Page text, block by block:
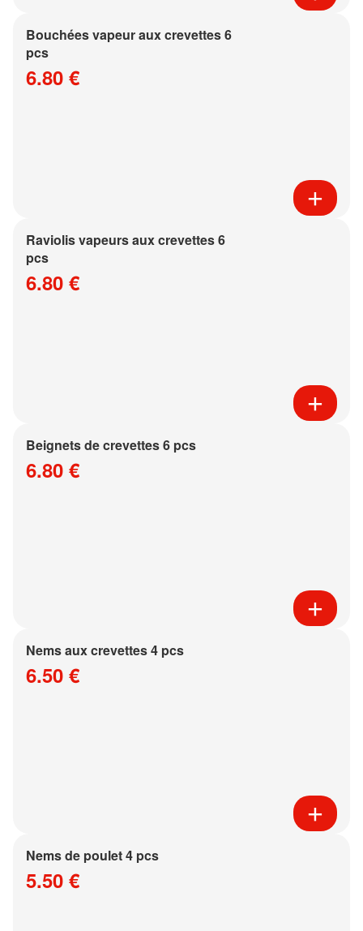
Bouchées vapeur aux crevettes 6
pcs
6.80 €
Raviolis vapeurs aux crevettes 6
pcs
6.80 €
Beignets de crevettes 6 pcs
6.80 €
Nems aux crevettes 4 pcs
6.50 €
Nems de poulet 4 pcs
5.50 €